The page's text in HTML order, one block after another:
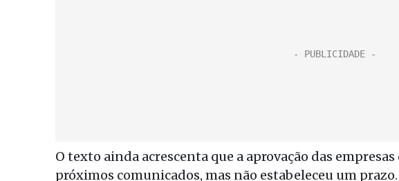
O texto ainda acrescenta que a aprovação das
próximos comunicados, mas não estabeleceu um prazo.